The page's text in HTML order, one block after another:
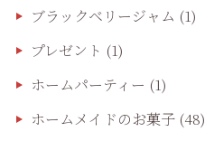
ブラックベリージャム (1)
プレゼント (1)
ホームパーティー (1)
ホームメイドのお菓子(48)